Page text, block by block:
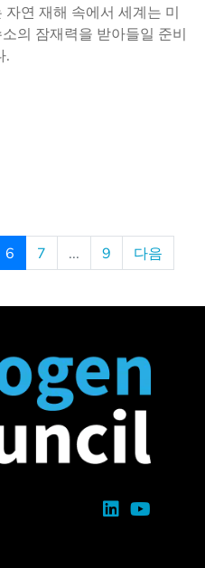
연 재해 속에서 세계는 미
의 잠재력을 받아들일 준비
.
6 7 ... 9 다음